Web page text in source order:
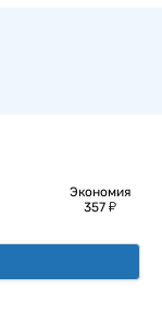
Экономия
357у